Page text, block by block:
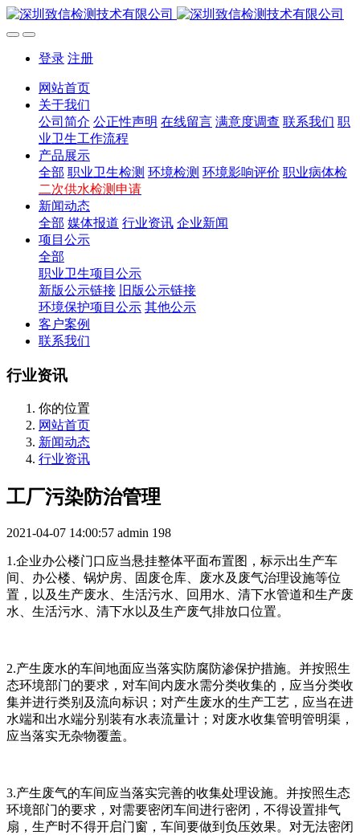
登录 注册
网站首页
关于我们
公司简介 公正性声明 在线留言 满意度调查 联系我们 职
业卫生工作流程
产品展示
全部 职业卫生检测 环境检测 环境影响评价 职业病体检
二次供水检测申请
新闻动态
全部 媒体报道 行业资讯 企业新闻
项目公示
全部
职业卫生项目公示
新版公示链接
旧版公示链接
环境保护项目公示 其他公示
客户案例
联系我们
行业资讯
你的位置
网站首页
新闻动态
行业资讯
工厂污染防治管理
2021-04-07 14:00:57 admin 198
1.企业办公楼门口应当悬挂整体平面布置图，标示出生产车
间、办公楼、锅炉房、固废仓库、废水及废气治理设施等位
置，以及生产废水、生活污水、回用水、清下水管道和生产废
水、生活污水、清下水以及生产废气排放口位置。
2.产生废水的车间地面应当落实防腐防渗保护措施。并按照生
态环境部门的要求，对车间内废水需分类收集的，应当分类收
集并进行类别及流向标识；对产生废水的生产工艺，应当在进
水端和出水端分别装有水表流量计；对废水收集管明管明渠，
应当落实无杂物覆盖。
3.产生废气的车间应当落实完善的收集处理设施。并按照生态
环境部门的要求，对需要密闭车间进行密闭，不得设置排气
扇，生产时不得开启门窗，车间要做到负压效果。对无法密闭